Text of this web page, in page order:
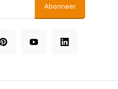
Abonneer